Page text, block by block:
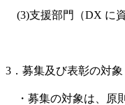
(3)支援部門（DX に資
3．募集及び表彰の対象
・募集の対象は、原